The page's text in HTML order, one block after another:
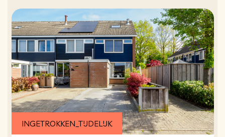
INGETROKKEN_TIJDELIJK